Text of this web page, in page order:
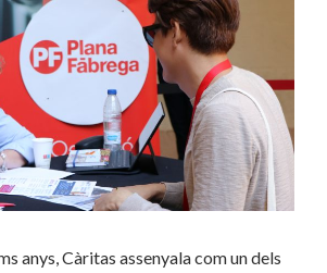
anys, Càritas assenyala com un dels